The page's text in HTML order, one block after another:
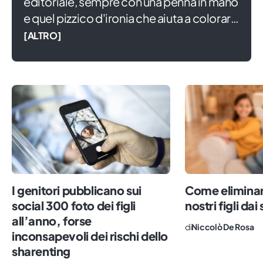
e quel pizzico d'ironia che aiuta a colorare
la vita. In attesa di diventare grande,
di seminare potremo coltivare un mondo
migliore per tutti.
[ALTRO]
I genitori pubblicano sui
social 300 foto dei figli
all’anno, forse
inconsapevoli dei rischi dello
sharenting
Come
nostri figli dai
diNiccolò De Rosa